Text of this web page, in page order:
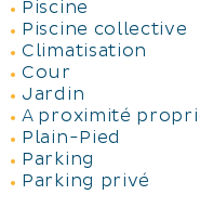
Piscine
Piscine collective
Climatisation
Cour
Jardin
A proximité
Plain-Pied
Parking
Parking privé